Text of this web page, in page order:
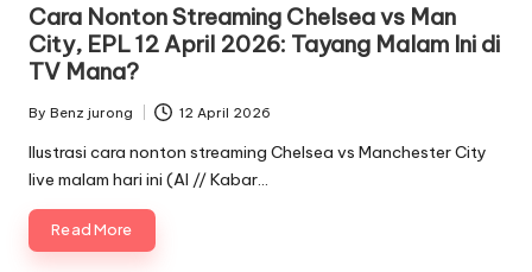
Cara Nonton Streaming Chelsea vs Man
City, EPL 12 April 2026: Tayang Malam Ini di
TV Mana?
Posted
by
By Benz jurong 12 April 2026
Ilustrasi cara nonton streaming Chelsea vs Manchester City
live malam hari ini (AI // Kabar…
Read More